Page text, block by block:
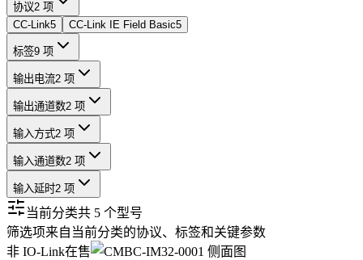
协议2 项
CC-Link5 CC-Link IE Field Basic5
标签9 项
输出电流2 项
输出通道数2 项
输入方式2 项
输入通道数2 项
输入延时2 项
当前分类共 5 个型号
筛选项来自当前分类的协议、标签和关键参数
非 IO-Link在售